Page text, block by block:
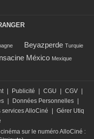
Beyazperde Turquie
México Mexique
Publicité CGU CGV
Données Personnelles
services AlloCiné
Gérer Utiq
sur le numéro AlloCiné :